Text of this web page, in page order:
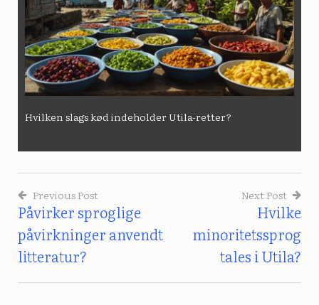
Hvilken slags kød indeholder Utila-retter?
Indlægsnavigation
Previous Post
Påvirker sproglige
påvirkninger anvendt
litteratur?
Next Post
Hvilke
minoritetssprog
tales i Utila?